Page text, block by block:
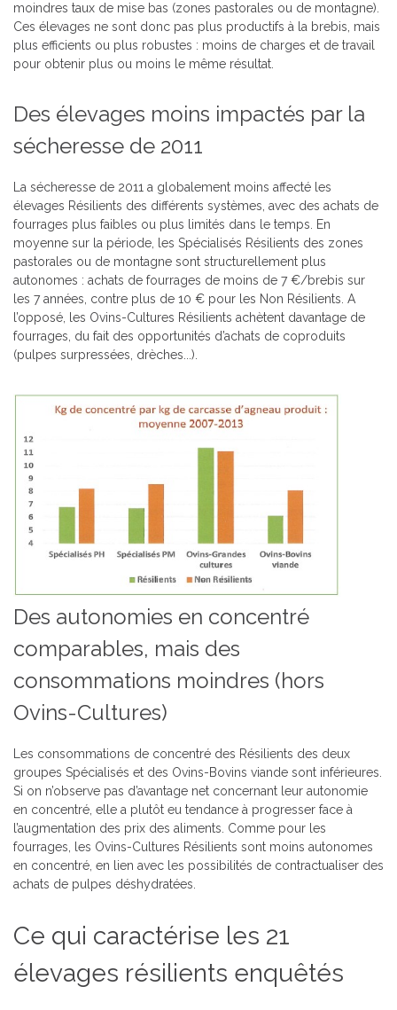
moindres taux de mise bas (zones pastorales ou de montagne).
Ces élevages ne sont donc pas plus productifs à la brebis, mais
plus efficients ou plus robustes : moins de charges et de travail
pour obtenir plus ou moins le même résultat.
Des élevages moins impactés par la
sécheresse de 2011
La sécheresse de 2011 a globalement moins affecté les
élevages Résilients des différents systèmes, avec des achats de
fourrages plus faibles ou plus limités dans le temps. En
moyenne sur la période, les Spécialisés Résilients des zones
pastorales ou de montagne sont structurellement plus
autonomes : achats de fourrages de moins de 7 €/brebis sur
les 7 années, contre plus de 10 € pour les Non Résilients. A
l’opposé, les Ovins-Cultures Résilients achètent davantage de
fourrages, du fait des opportunités d’achats de coproduits
(pulpes surpressées, drèches...).
Des autonomies en concentré
comparables, mais des
consommations moindres (hors
Ovins-Cultures)
Les consommations de concentré des Résilients des deux
groupes Spécialisés et des Ovins-Bovins viande sont inférieures.
Si on n’observe pas d’avantage net concernant leur autonomie
en concentré, elle a plutôt eu tendance à progresser face à
l’augmentation des prix des aliments. Comme pour les
fourrages, les Ovins-Cultures Résilients sont moins autonomes
en concentré, en lien avec les possibilités de contractualiser des
achats de pulpes déshydratées.
Ce qui caractérise les 21
élevages résilients enquêtés